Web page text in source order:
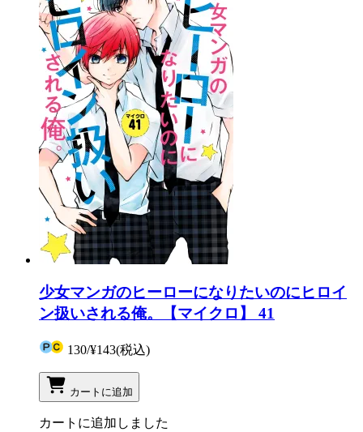
少女マンガのヒーローになりたいのにヒロイ
ン扱いされる俺。【マイクロ】 41
130/¥143(税込)
カートに追加
カートに追加しました